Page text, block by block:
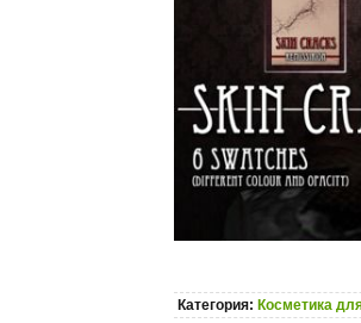
Категория: Косметика